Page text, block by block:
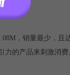
，销量最少，
力的产品来刺激消